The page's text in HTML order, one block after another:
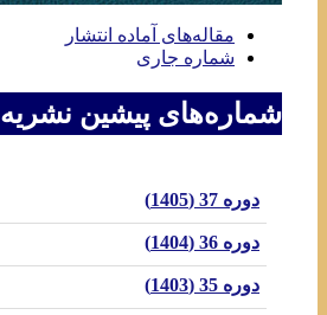
مقاله‌های آماده انتشار
شماره جاری
شماره‌های پیشین نشریه
دوره 37 (1405)
دوره 36 (1404)
دوره 35 (1403)